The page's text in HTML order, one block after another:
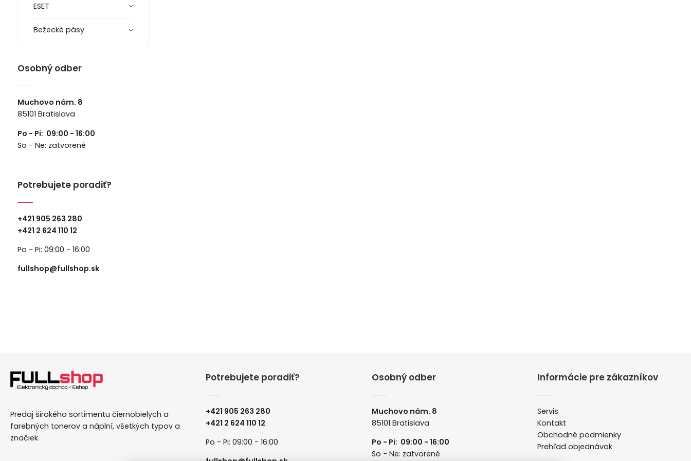
ESET
Bežecké pásy
Osobný odber
Muchovo nám. 8
85101 Bratislava
Po - Pi: 09:00 - 16:00
So - Ne: zatvorené
Potrebujete poradiť?
+421 905 263 280
+421 2 624 110 12
Po - Pi: 09:00 - 16:00
fullshop@fullshop.sk
Predaj širokého sortimentu čiernobielych a
farebných tonerov a náplní, všetkých typov a
značiek.
Potrebujete poradiť?
+421 905 263 280
+421 2 624 110 12
Po - Pi: 09:00 - 16:00
Osobný odber
Muchovo nám. 8
85101 Bratislava
Po - Pi: 09:00 - 16:00
So - Ne: zatvorené
Informácie pre zákazníkov
Servis
Kontakt
Obchodné podmienky
Prehľad objednávok